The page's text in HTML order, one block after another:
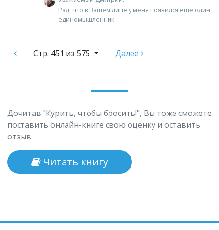
Рад, что в Вашем лице у меня появился ещё один
единомышленник.
Стр. 451 из 575 Далее
Дочитав "Курить, чтобы бросить!", Вы тоже сможете
поставить онлайн-книге свою оценку и оставить
отзыв.
Читать книгу